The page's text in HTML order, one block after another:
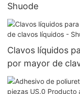
Shuode
Clavos líquidos
por mayor de